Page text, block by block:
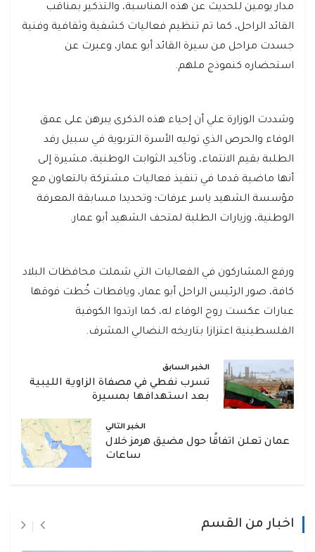
مدار يومين للحديث عن هذه المناسبة، والتذكير بمناقب
القائد الراحل، كما تم تنظيم فعاليات كشفية وثقافية وفنية
جسدت مراحل من سيرة القائد أبو عمار، وعبرت عن
استحضاره كنموذج ملهم.
وشددت الوزارة علي أن إحياء هذه الذكرى يبرهن على عمق
الوفاء والحرص الذي توليه الأسرة التربوية في سبيل رفد
الطلبة بقيم الانتماء، وتأكيد الثوابت الوطنية، مشيرة إلى
أنها ماضية قدما في تنفيذ فعاليات مشتركة بالتعاون مع
مؤسسة الشهيد ياسر عرفات؛ وتحديدا مسابقة المعرفة
الوطنية، وزيارات الطلبة لمتحف الشهيد أبو عمار.
ورفع المشاركون في الفعاليات التي شملت محافظات البلاد
كافة، صور الرئيس الراحل أبو عمار، ويافطات خُطت فوقها
عبارات عكست روح الوفاء له، كما ارتدوا الكوفية
الفلسطينية اعتزازا بتاريخه النضالي المشرف.
الخبر السابق
تسرب نفطي في مصفاة الزاوية الليبية
بعد استهدافها بمسيرة
الخبر التالي
عمان تعلن اتفاقًا حول مضيق هرمز خلال
ساعات
اخبار من القسم